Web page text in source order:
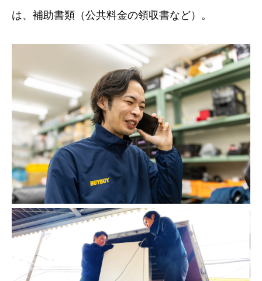
は、補助書類（公共料金の領収書など）。